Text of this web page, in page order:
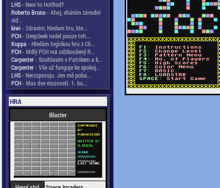
LHS- Není to HotRod?
Roberto Bruno- Ahoj, sháním závodní
vid...
kiwi - Zdravim, hledam hru, kte...
PCH- DeepSeek našel pouze toh...
Kuppa - Hledám logickou hru z C6...
PCH- Mdlý PCH má odzkoušený R...
Carpenter- Souhlasím s Patrikem a k...
Carpenter- Vše už funguje ke spokoj...
LHS- Nerozporuju. Jen mě poba...
PCH- Mas dve moznosti. 1. bu...
HRA
Blaster